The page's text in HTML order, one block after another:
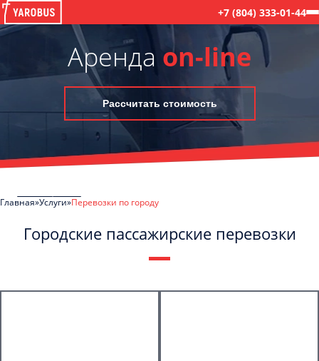
+7 (804) 333-01-44
Аренда on-line
Рассчитать стоимость
Главная Услуги Перевозки по городу
Городские пассажирские перевозки
обработку моих Персональных данных